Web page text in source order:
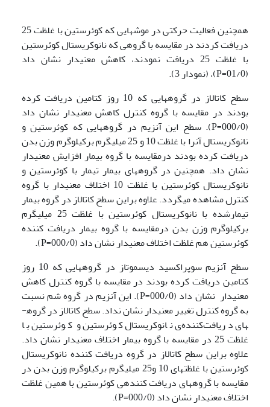
هم­چنین فعالیت حرکتی در موش­هایی که کوئرستین با غلظت 25
دریافت کردند در مقایسه با گروهی که نانوکریستال کوئرستین
با غلظت 25 دریافت نمودند، کاهش معنی­دار نشان داد
(01/0=P)، (نمودار 3).
سطح کاتالاز در گروه‏هایی که 10 روز کتامین دریافت کرده
بودند در مقایسه با گروه کنترل کاهش معنی‏دار نشان داد
(000/0=P). سطح این آنزیم در گروه‏هایی که کوئرستین و
نانوکریستال آنرا با غلظت 10 و 25 میلی‏گرم برکیلوگرم وزن بدن
دریافت کرده بودند درمقایسه با گروه بیمار افزایش معنی‏دار
نشان داد. هم‏چنین در گروه‏های بیمار تیمار با کوئرستین و
نانوکریستال کوئرستین با غلظت 10 اختلاف معنی‏دار با گروه
کنترل مشاهده می‏گردد. علاوه براین سطح کاتالاز در گروه بیمار
تیمارشده با نانوکریستال کوئرستین با غلظت 25 میلی‏گرم
برکیلوگرم وزن بدن درمقایسه با گروه بیمار دریافت کننده‏
کوئرستین هم غلظت اختلاف معنی‏دار نشان داد (000/0=P).
سطح آنزیم سوپراکسید دیسموتاز در گروه­هایی که 10 روز
کتامین دریافت کرده بودند در مقایسه با گروه کنترل کاهش
معنی­دار نشان داد (000/0=P). این آنزیم در گروه شم نسبت
به گروه کنترل تغییر معنی­دار نشان نداد. سطح کاتالاز در گروه­
های دریافت‌کننده‌ی نانوکریستال کوئرستین و کوئرستین با
غلظت 25 در مقایسه با گروه بیمار اختلاف معنی­دار نشان داد.
علاوه براین سطح کاتالاز در گروه دریافت کننده نانوکریستال
کوئرستین با غلظت‏های 10 و25 میلی­گرم برکیلوگرم وزن بدن در
مقایسه با گروه‏های دریافت کننده‏ی کوئرستین با همین غلظت
اختلاف معنی‏دار نشان داد (000/0=P).